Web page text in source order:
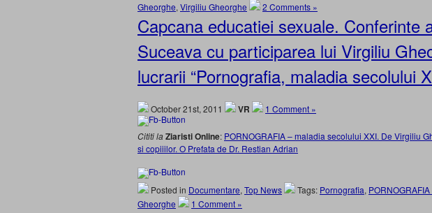
Gheorghe, Virgiliu Gheorghe 2 Comments »
Capcana educatiei sexuale. Conferinte
Suceava cu participarea lui Virgiliu
lucrarii “Pornografia, maladia secolului
October 21st, 2011 VR 1 Comment »
Cititi laZiaristi Online: PORNOGRAFIA – maladia secolului XXI. De Virgiliu
si copiiilor. O Prefata de Dr. Restian Adrian
Posted in Documentare, Top News Tags: Pornografia,
Gheorghe
1 Comment »